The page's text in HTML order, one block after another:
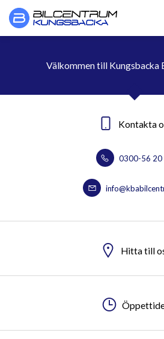
Välkommen till Kungsbacka
Kontakta
0300-56 20
Hitta till